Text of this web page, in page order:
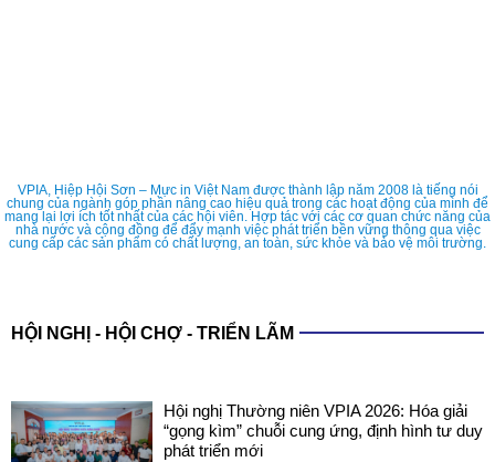
VPIA, Hiệp Hội Sơn – Mực in Việt Nam được thành lập năm 2008 là tiếng nói
chung của ngành góp phần nâng cao hiệu quả trong các hoạt động của mình để
mang lại lợi ích tốt nhất của các hội viên. Hợp tác với các cơ quan chức năng của
nhà nước và cộng đồng để đẩy mạnh việc phát triển bền vững thông qua việc
cung cấp các sản phẩm có chất lượng, an toàn, sức khỏe và bảo vệ môi trường.
HỘI NGHỊ - HỘI CHỢ - TRIỂN LÃM
Hội nghị Thường niên VPIA 2026: Hóa giải
“gọng kìm” chuỗi cung ứng, định hình tư duy
phát triển mới